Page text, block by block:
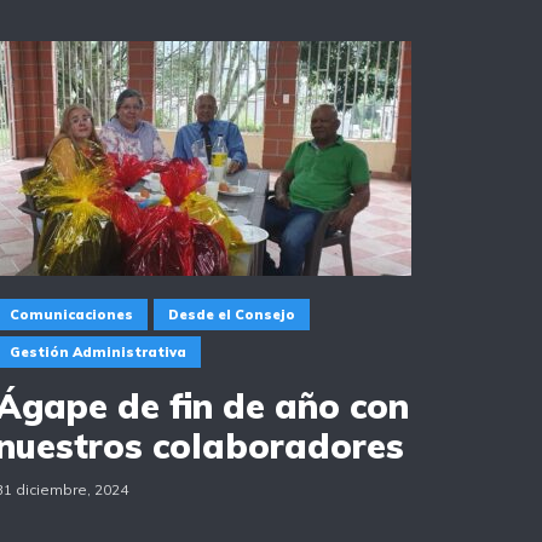
Comunicaciones Desde el Consejo
Gestión Administrativa
de fin de año con
colaboradores
diciembre, 2024